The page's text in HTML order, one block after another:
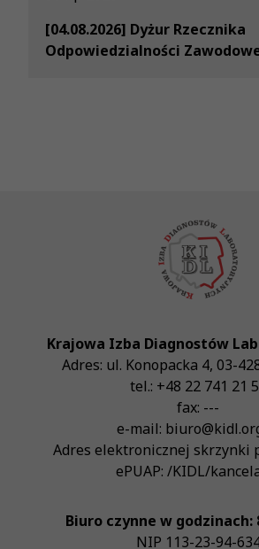
[04.08.2026] Dyżur Rzecznika
Odpowiedzialności
Krajowa Izba Diagnostów
Adres: ul. Konopacka 4, 03-
tel.: +48 22 741 21
fax: ---
e-mail:
Adres elektronicznej skrzynki
ePUAP: /KIDL/
Biuro czynne w godzinach:
NIP 113-23-94-